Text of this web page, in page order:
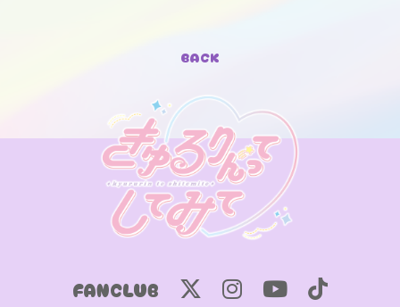
BACK
FANCLUB